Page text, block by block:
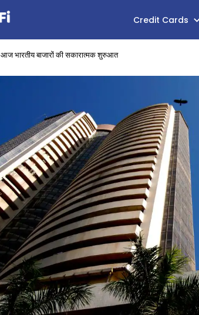
Credit Cards
आज भारतीय बाजारों की सकारात्मक शुरुआत